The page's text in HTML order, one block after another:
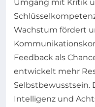
Umgang mit Kritik
Wachstum fördert
Feedback als
entwickelt mehr
Selbstbewusstsein.
Intelligenz und